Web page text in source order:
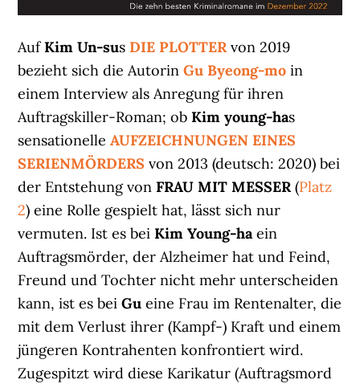
AufKim Un-sus DIE PLOTTER von 2019
bezieht sich die AutorinGu Byeong-mo in
einem Interview als Anregung für ihren
Auftragskiller-Roman; obKim young-has
sensationelleAUFZEICHNUNGEN EINES
SERIENMÖRDERS von 2013 (deutsch: 2020) bei
der Entstehung vonFRAU MIT MESSER(Platz
2) eine Rolle gespielt hat, lässt sich nur
vermuten. Ist es beiKim Young-haein
Auftragsmörder, der Alzheimer hat und Feind,
Freund und Tochter nicht mehr unterscheiden
kann, ist es beiGueine Frau im Rentenalter, die
mit dem Verlust ihrer (Kampf-) Kraft und einem
jüngeren Kontrahenten konfrontiert wird.
Zugespitzt wird diese Karikatur (Auftragsmord